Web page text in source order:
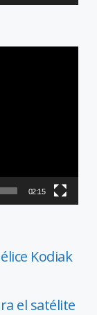
02:15
Kodiak
el satélite